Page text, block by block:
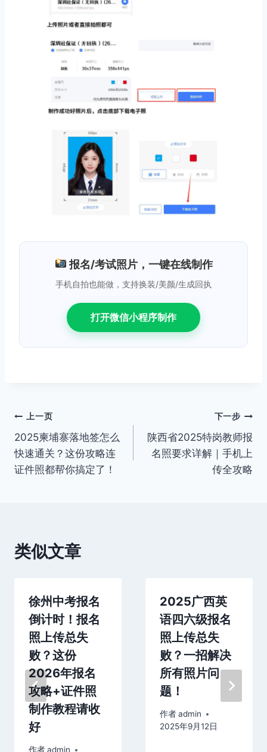
报名/考试照片，一键在线制作
手机自拍也能做，支持换装/美颜/生成回执
打开微信小程序制作
文
章
导
上一页
2025柬埔寨落地签怎么
快速通关？这份攻略连
证件照都帮你搞定了！
下一步
陕西省2025特岗教师报
名照要求详解｜手机上
传全攻略
类似文章
徐州中考报名
倒计时！报名
照上传总失
败？这份
2026年报名
攻略+证件照
制作教程请收
好
作者admin
2025广西英
语四六级报名
照上传总失
败？一招解决
所有照片问
题！
作者admin
2025年9月12日